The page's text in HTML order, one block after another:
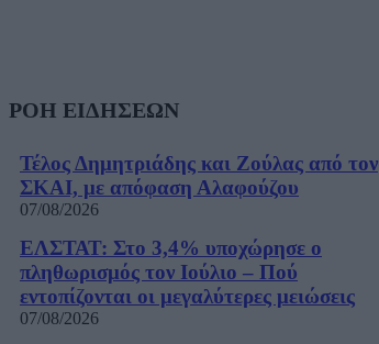
ΡΟΗ ΕΙΔΗΣΕΩΝ
Τέλος Δημητριάδης και Ζούλας από τον
ΣΚΑΙ, με απόφαση Αλαφούζου
07/08/2026
ΕΛΣΤΑΤ: Στο 3,4% υποχώρησε ο
πληθωρισμός τον Ιούλιο – Πού
εντοπίζονται οι μεγαλύτερες μειώσεις
07/08/2026